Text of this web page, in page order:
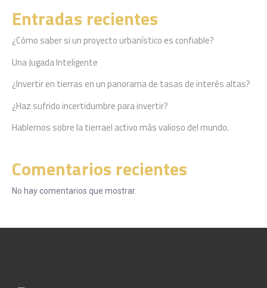
Entradas recientes
¿Cómo saber si un proyecto urbanístico es confiable?
Una Jugada Inteligente
¿Invertir en tierras en un panorama de tasas de interés altas?
¿Haz sufrido incertidumbre para invertir?
Hablemos sobre la tierrael activo más valioso del mundo.
Comentarios recientes
No hay comentarios que mostrar.